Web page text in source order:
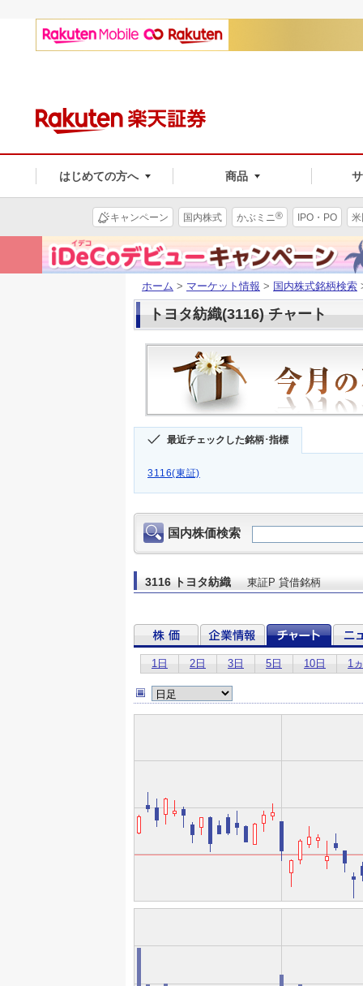
はじめての方へ 商品
キャンペーン 国内株式 かぶミニ® IPO・PO
ホーム > マーケット情報 > 国内株式銘柄検索
トヨタ紡織(3116) チャート
最近チェックした銘柄･指標
3116(東証)